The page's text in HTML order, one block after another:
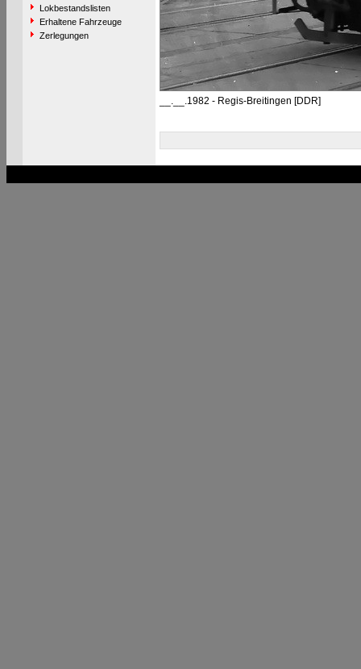
Lokbestandslisten
Erhaltene Fahrzeuge
Zerlegungen
__.__.1982 - Regis-Breitingen [DDR]